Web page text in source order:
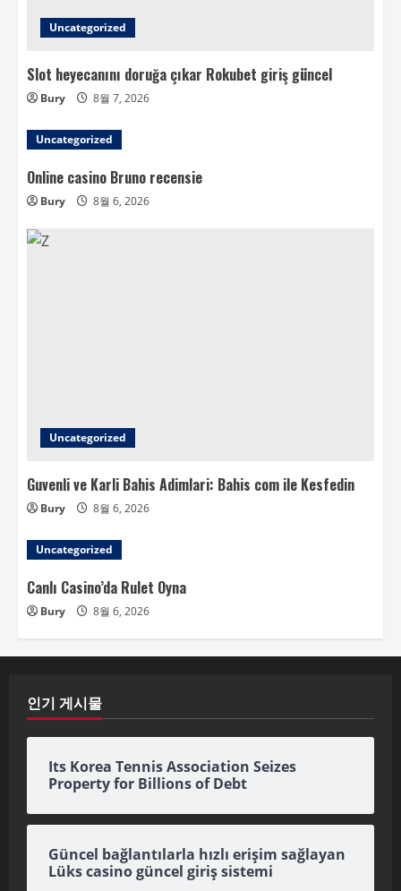
Uncategorized
Slot heyecanını doruğa çıkar Rokubet giriş güncel
Bury 8월 7, 2026
Uncategorized
Online casino Bruno recensie
Bury 8월 6, 2026
Uncategorized
Guvenli ve Karli Bahis Adimlari: Bahis com ile Kesfedin
Bury 8월 6, 2026
Uncategorized
Canlı Casino’da Rulet Oyna
Bury 8월 6, 2026
인기 게시물
Its Korea Tennis Association Seizes
Property for Billions of Debt
Güncel bağlantılarla hızlı erişim sağlayan
Lüks casino güncel giriş sistemi